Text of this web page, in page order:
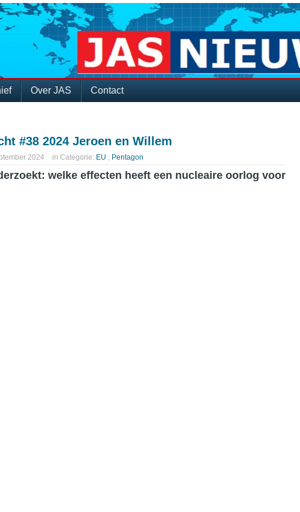
Over JAS Contact
#38 2024 Jeroen en Willem
2024 in Categorie: EU , Pentagon
welke effecten heeft een nucleaire oorlog voor